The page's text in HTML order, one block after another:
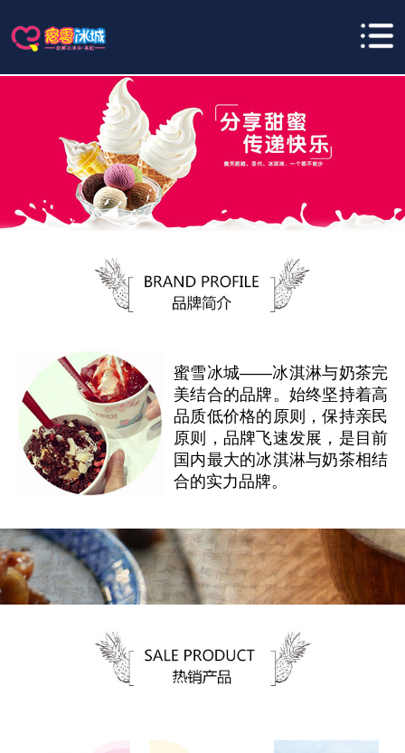
蜜雪冰城——冰淇淋与奶茶完
美结合的品牌。始终坚持着高
品质低价格的原则，保持亲民
原则，品牌飞速发展，是目前
国内最大的冰淇淋与奶茶相结
合的实力品牌。